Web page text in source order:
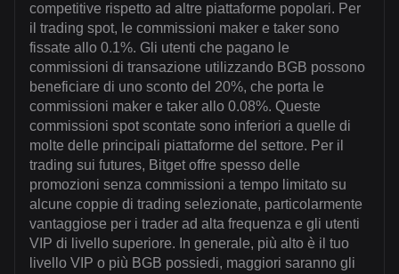
competitive rispetto ad altre piattaforme popolari. Per
il trading spot, le commissioni maker e taker sono
fissate allo 0.1%. Gli utenti che pagano le
commissioni di transazione utilizzando BGB possono
beneficiare di uno sconto del 20%, che porta le
commissioni maker e taker allo 0.08%. Queste
commissioni spot scontate sono inferiori a quelle di
molte delle principali piattaforme del settore. Per il
trading sui futures, Bitget offre spesso delle
promozioni senza commissioni a tempo limitato su
alcune coppie di trading selezionate, particolarmente
vantaggiose per i trader ad alta frequenza e gli utenti
VIP di livello superiore. In generale, più alto è il tuo
livello VIP o più BGB possiedi, maggiori saranno gli